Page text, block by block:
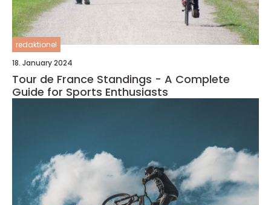
redaktionel
18. January 2024
Tour de France Standings - A Complete
Guide for Sports Enthusiasts